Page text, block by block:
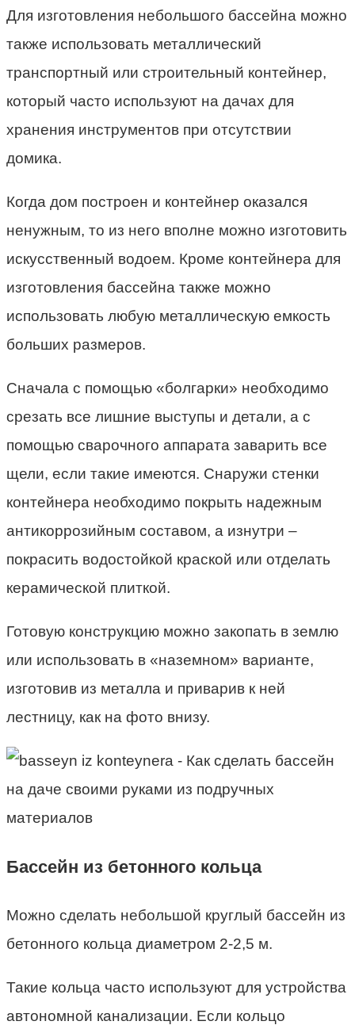
Для изготовления небольшого бассейна можно
также использовать металлический
транспортный или строительный контейнер,
который часто используют на дачах для
хранения инструментов при отсутствии
домика.
Когда дом построен и контейнер оказался
ненужным, то из него вполне можно изготовить
искусственный водоем. Кроме контейнера для
изготовления бассейна также можно
использовать любую металлическую емкость
больших размеров.
Сначала с помощью «болгарки» необходимо
срезать все лишние выступы и детали, а с
помощью сварочного аппарата заварить все
щели, если такие имеются. Снаружи стенки
контейнера необходимо покрыть надежным
антикоррозийным составом, а изнутри –
покрасить водостойкой краской или отделать
керамической плиткой.
Готовую конструкцию можно закопать в землю
или использовать в «наземном» варианте,
изготовив из металла и приварив к ней
лестницу, как на фото внизу.
Бассейн из бетонного кольца
Можно сделать небольшой круглый бассейн из
бетонного кольца диаметром 2-2,5 м.
Такие кольца часто используют для устройства
автономной канализации. Если кольцо